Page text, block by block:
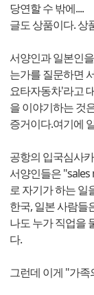
당연할 수 밖에....
글도 상품이다. 상
서양인과 일본인
는가를 질문하면
요타자동차'라고
을 이야기하는 것
증거이다.여기에
공항의 입국심사
서양인들은
로 자기가 하는 일
한국, 일본 사람들
나도 누가 직업을
다.
그런데 이게 "가족